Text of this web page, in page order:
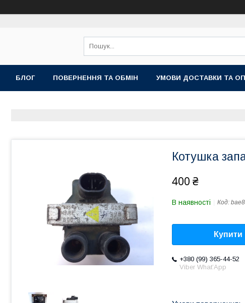
БЛОГ ПОВЕРНЕННЯ ТА ОБМІН УМОВИ ДОСТАВКИ ТА
Котушка
400 ₴
В наявності Код:
Купити
+380 (99) 365-44-52
Viber What’App